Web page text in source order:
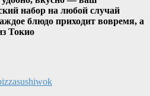
набор на любой случай
блюдо приходит вовремя, а
Токио